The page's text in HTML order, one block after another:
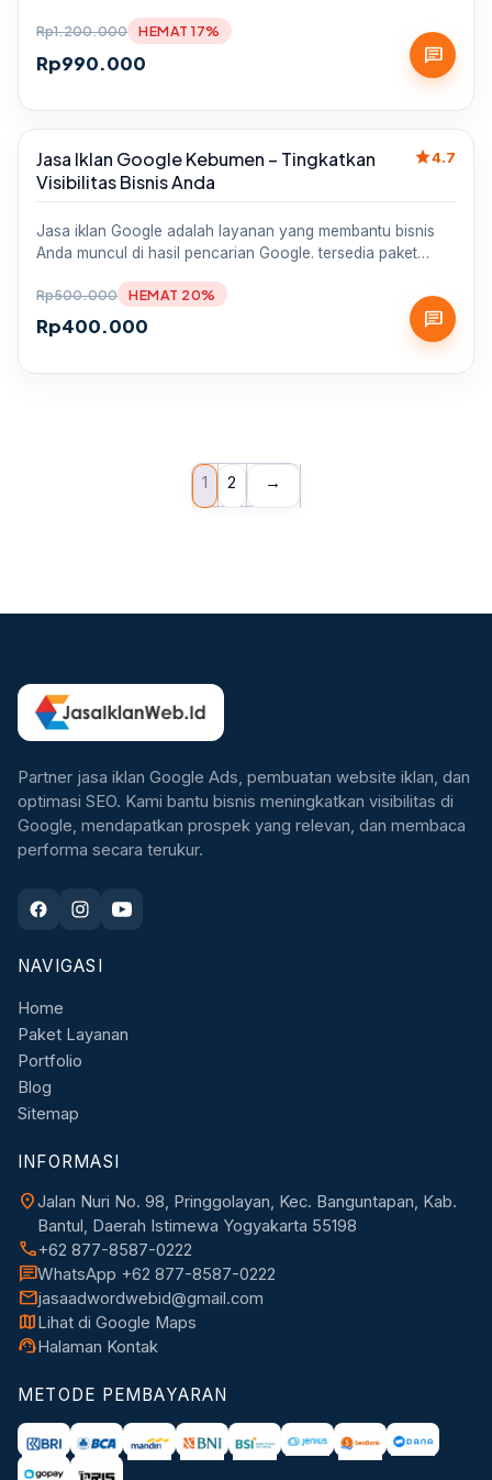
Rp1.200.000
Rp990.000
HEMAT 17%
chat
Sale
Jasa Iklan Google Kebumen – Tingkatkan
Visibilitas Bisnis Anda
star4.7
Jasa iklan Google adalah layanan yang membantu bisnis
Anda muncul di hasil pencarian Google. tersedia paket…
Rp500.000
Rp400.000
HEMAT 20%
chat
1 2 →
Partner jasa iklan Google Ads, pembuatan website iklan, dan
optimasi SEO. Kami bantu bisnis meningkatkan visibilitas di
Google, mendapatkan prospek yang relevan, dan membaca
performa secara terukur.
NAVIGASI
Home
Paket Layanan
Portfolio
Blog
Sitemap
INFORMASI
location_onJalan Nuri No. 98, Pringgolayan, Kec. Banguntapan, Kab.
Bantul, Daerah Istimewa Yogyakarta 55198
call+62 877-8587-0222
chatWhatsApp +62 877-8587-0222
mailjasaadwordwebid@gmail.com
mapLihat di Google Maps
support_agentHalaman Kontak
METODE PEMBAYARAN